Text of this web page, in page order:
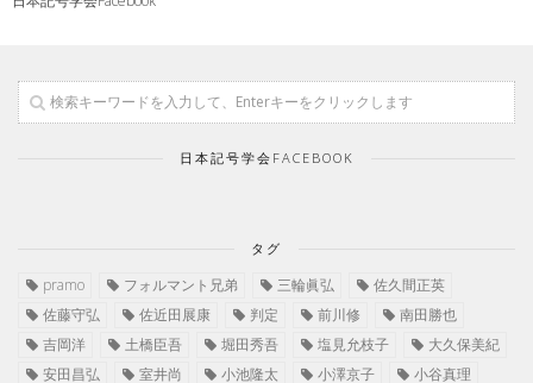
日本記号学会FACEBOOK
タグ
pramo フォルマント兄弟 三輪眞弘
佐久間正英
佐藤守弘
佐近田展康 判定 前川修
南田勝也
吉岡洋
土橋臣吾 堀田秀吾 塩見允枝子
大久保美紀
安田昌弘
室井尚 小池隆太 小澤京子
小谷真理